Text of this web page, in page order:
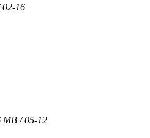
02-16
MB / 05-12